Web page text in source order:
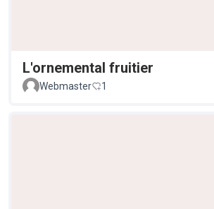
L'ornemental fruitier
Webmaster
1